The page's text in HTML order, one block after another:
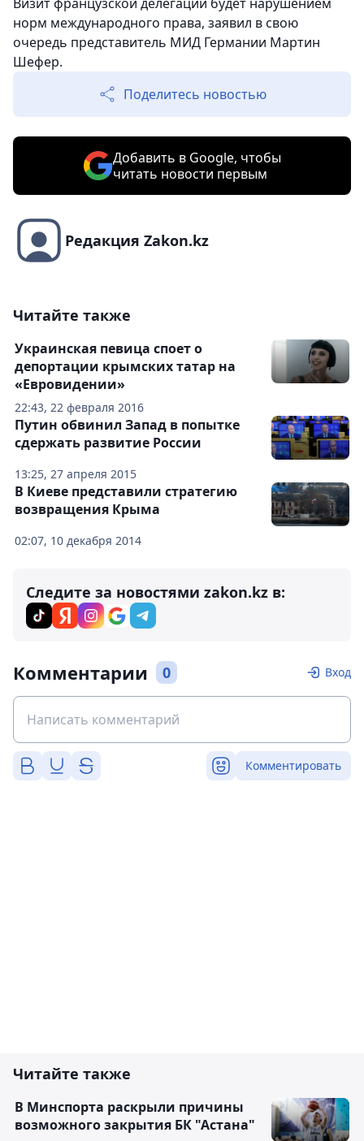
норм международного права, заявил в свою
очередь представитель МИД Германии Мартин
Шефер.
Поделитесь новостью
Добавить в Google, чтобы
читать новости первым
Редакция Zakon.kz
Читайте также
22:43, 22 февраля 2016
Украинская певица споет о
депортации крымских татар на
«Евровидении»
13:25, 27 апреля 2015
Путин обвинил Запад в попытке
сдержать развитие России
02:07, 10 декабря 2014
В Киеве представили стратегию
возвращения Крыма
Следите за новостями zakon.kz в:
Комментарии 0 Вход
Комментировать
Читайте также
В Минспорта раскрыли причины
возможного закрытия БК "Астана"